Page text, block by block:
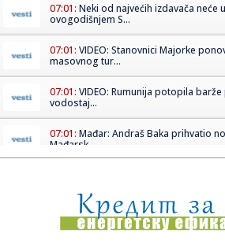
07:01: Neki od najvećih izdavača neće
ovogodišnjem S...
07:01: VIDEO: Stanovnici Majorke
masovnog tur...
07:01: VIDEO: Rumunija potopila
vodostaj...
07:01: Mađar: Andraš Baka prihvatio
Mađarsk...
07:01:FOTO: Izgoreo deo stana u
povređenih